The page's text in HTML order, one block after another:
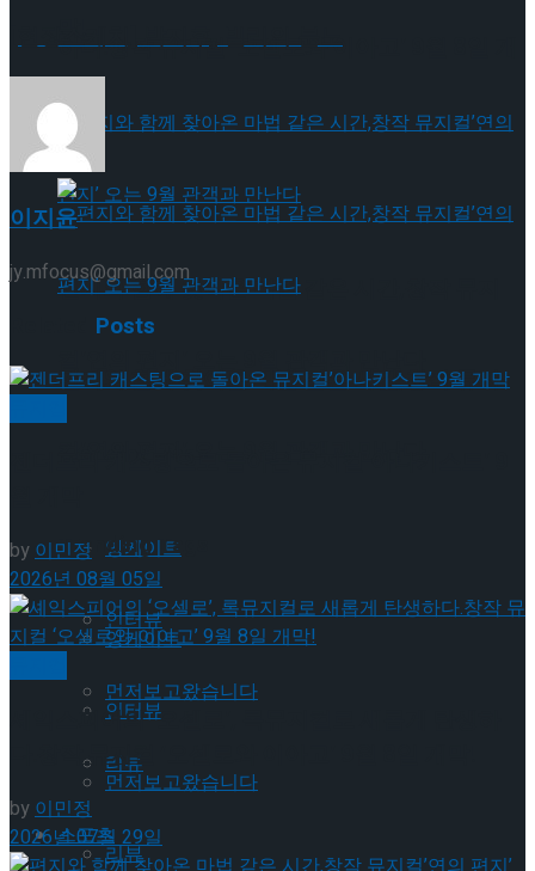
편지와 함께 찾아온 마법 같은 시간,창작 뮤지
앙케이트
인터뷰
먼저보고왔습니다
리뷰
스포츠
하다.창작 뮤지컬 ‘오셀로와 이아고’ 9월 8일 개
막!
편지와 함께 찾아온 마법 같은 시간,창작 뮤지
Trending Tags
앙케이트
인터뷰
먼저보고왔습니다
리뷰
[현장스케치] 박지후, 빌리의 분노
이지윤
jy.mfocus@gmail.com
Posts
by이민정
2026년 08월 05일
셰익스피어의 ‘오셀로’, 록뮤지컬로 새롭게 탄생하
다.창작 뮤지컬 ‘오셀로와 이아고’ 9월 8일 개막!
by 이민정
2026년 07월 29일